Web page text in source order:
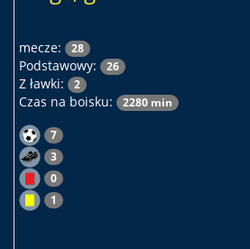
mecze: 28
Podstawowy: 26
Z ławki: 2
Czas na boisku: 2280 min
7
3
0
1